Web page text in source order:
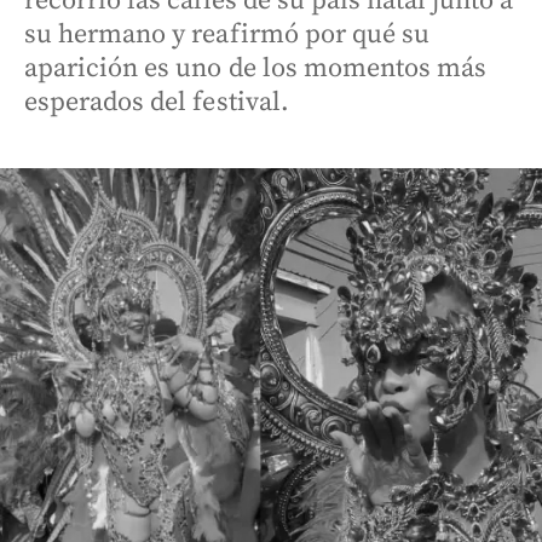
su hermano y reafirmó por qué su
aparición es uno de los momentos más
esperados del festival.